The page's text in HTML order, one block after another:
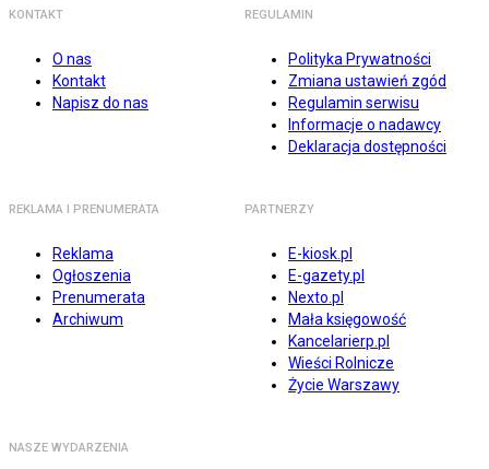
KONTAKT
O nas
Kontakt
Napisz do nas
REGULAMIN
Polityka Prywatności
Zmiana ustawień zgód
Regulamin serwisu
Informacje o nadawcy
Deklaracja dostępności
REKLAMA I PRENUMERATA
Reklama
Ogłoszenia
Prenumerata
Archiwum
PARTNERZY
E-kiosk.pl
E-gazety.pl
Nexto.pl
Mała księgowość
Kancelarierp.pl
Wieści Rolnicze
Życie Warszawy
NASZE WYDARZENIA